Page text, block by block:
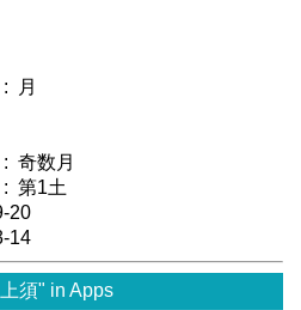
: 月
: 奇数月
: 第1土
20
14
須" in Apps